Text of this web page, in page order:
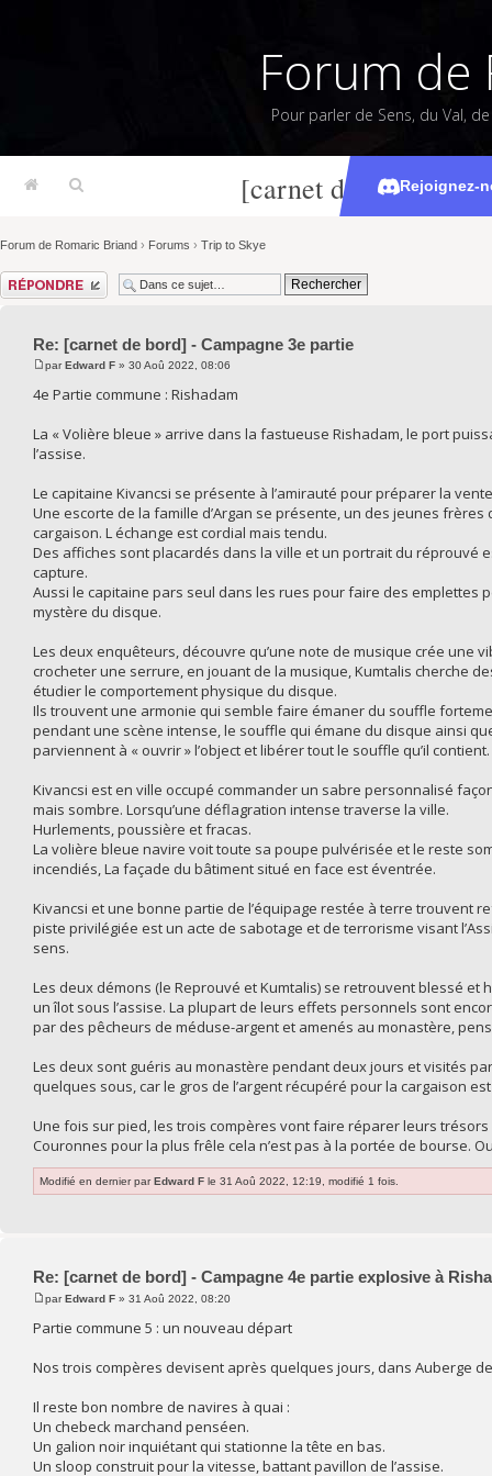
Forum de
Pour parler de Sens, du Val,
Rejoignez-
[carnet de bord] -
Forum de Romaric Briand › Forums › Trip to Skye
Répondre
Re: [carnet de bord] - Campagne 3e partie
parEdward F » 30 Aoû 2022, 08:06
4e Partie commune : Rishadam
La « Volière bleue » arrive dans la fastueuse Rishadam, le port
l’assise.
Le capitaine Kivancsi se présente à l’amirauté pour préparer la
Une escorte de la famille d’Argan se présente, un des jeunes
cargaison. L échange est cordial mais tendu.
Des affiches sont placardés dans la ville et un portrait du réprouvé
capture.
Aussi le capitaine pars seul dans les rues pour faire des emplettes
mystère du disque.
Les deux enquêteurs, découvre qu’une note de musique crée une
crocheter une serrure, en jouant de la musique, Kumtalis cherche
étudier le comportement physique du disque.
Ils trouvent une armonie qui semble faire émaner du souffle
pendant une scène intense, le souffle qui émane du disque ainsi
parviennent à « ouvrir » l’object et libérer tout le souffle qu’il contient.
Kivancsi est en ville occupé commander un sabre personnalisé
mais sombre. Lorsqu’une déflagration intense traverse la ville.
Hurlements, poussière et fracas.
La volière bleue navire voit toute sa poupe pulvérisée et le reste
incendiés, La façade du bâtiment situé en face est éventrée.
Kivancsi et une bonne partie de l’équipage restée à terre trouvent
piste privilégiée est un acte de sabotage et de terrorisme visant
sens.
Les deux démons (le Reprouvé et Kumtalis) se retrouvent blessé
un îlot sous l’assise. La plupart de leurs effets personnels sont
par des pêcheurs de méduse-argent et amenés au monastère,
Les deux sont guéris au monastère pendant deux jours et visités
quelques sous, car le gros de l’argent récupéré pour la cargaison
Une fois sur pied, les trois compères vont faire réparer leurs
Couronnes pour la plus frêle cela n’est pas à la portée de bourse.
Modifié en dernier parEdward F le 31 Aoû 2022, 12:19, modifié 1 fois.
Re: [carnet de bord] - Campagne 4e partie explosive à
parEdward F » 31 Aoû 2022, 08:20
Partie commune 5 : un nouveau départ
Nos trois compères devisent après quelques jours, dans Auberge
Il reste bon nombre de navires à quai :
Un chebeck marchand penséen.
Un galion noir inquiétant qui stationne la tête en bas.
Un sloop construit pour la vitesse, battant pavillon de l’assise.